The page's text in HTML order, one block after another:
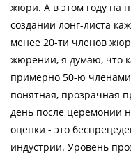
жюри. А в этом году на
создании лонг-листа
менее 20-ти членов
жюрении, я думаю, что
примерно 50-ю
понятная, прозрачная
день после церемонии
оценки - это
индустрии. Уровень